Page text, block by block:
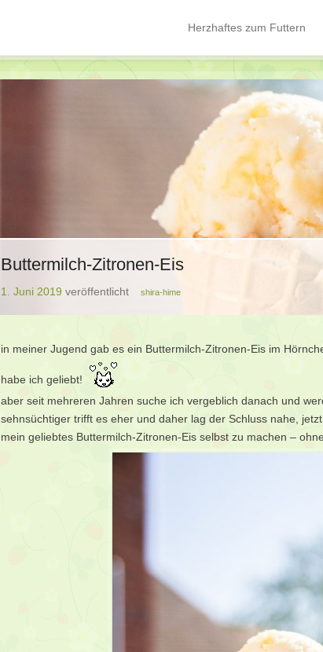
Hauptmenü
Springe zum Inhalt
Herzhaftes zum Futtern
Buttermilch-Zitronen-Eis
1. Juni 2019 veröffentlicht shira-hime
in meiner Jugend gab es ein Buttermilch-Zitronen-Eis im
habe ich geliebt!
aber seit mehreren Jahren suche ich vergeblich danach und
sehnsüchtiger trifft es eher und daher lag der Schluss nahe,
mein geliebtes Buttermilch-Zitronen-Eis selbst zu machen –